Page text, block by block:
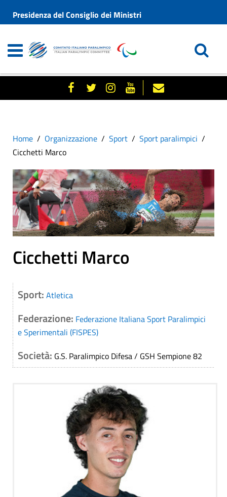
Presidenza del Consiglio dei Ministri
Home Organizzazione Sport
Sport paralimpici
Cicchetti Marco
Cicchetti Marco
Sport: Atletica
Federazione: Federazione Italiana Sport Paralimpici
e Sperimentali (FISPES)
Società: G.S. Paralimpico Difesa / GSH Sempione 82